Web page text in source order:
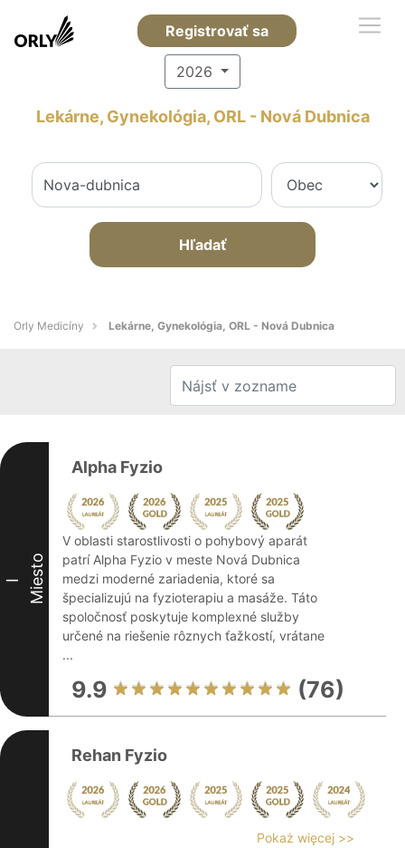
Registrovať sa
2026
Lekárne, Gynekológia, ORL - Nová Dubnica
Hľadať
Orly Medicíny Lekárne, Gynekológia, ORL - Nová Dubnica
I Miesto
Alpha Fyzio
V oblasti starostlivosti o pohybový aparát
patrí Alpha Fyzio v meste Nová Dubnica
medzi moderné zariadenia, ktoré sa
špecializujú na fyzioterapiu a masáže. Táto
spoločnosť poskytuje komplexné služby
určené na riešenie rôznych ťažkostí, vrátane
...
9.9 (76)
Rehan Fyzio
Pokaż więcej >>